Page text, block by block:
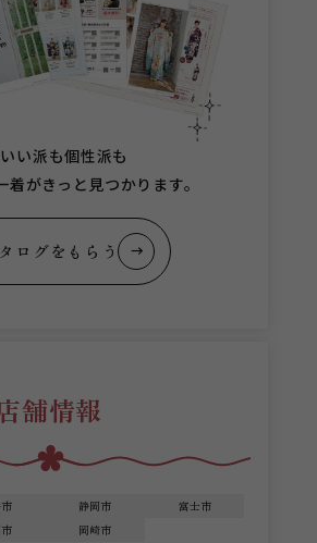
い派も個性派も
がきっと見つかります。
ログをもらう
舗情報
静岡市
富士市
岡崎市